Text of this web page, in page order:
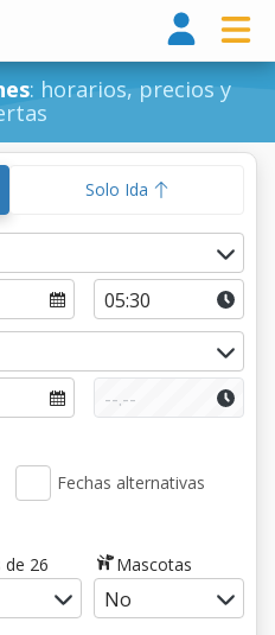
: horarios, precios y
Solo Ida
Fechas alternativas
de 26 Mascotas